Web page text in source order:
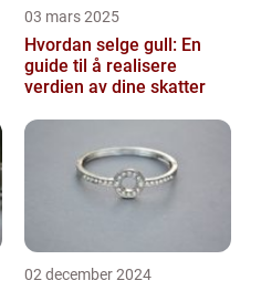
03 mars 2025
Hvordan selge gull: En
guide til å realisere
verdien av dine skatter
02 december 2024